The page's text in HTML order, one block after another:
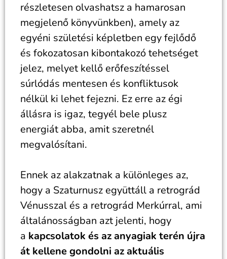
részletesen olvashatsz a hamarosan
megjelenő könyvünkben), amely az
egyéni születési képletben egy fejlődő
és fokozatosan kibontakozó tehetséget
jelez, melyet kellő erőfeszítéssel
súrlódás mentesen és konfliktusok
nélkül ki lehet fejezni. Ez erre az égi
állásra is igaz, tegyél bele plusz
energiát abba, amit szeretnél
megvalósítani.
Ennek az alakzatnak a különleges az,
hogy a Szaturnusz együttáll a retrográd
Vénusszal és a retrográd Merkúrral, ami
általánosságban azt jelenti, hogy
a kapcsolatok és az anyagiak terén újra
át kellene gondolni az aktuális